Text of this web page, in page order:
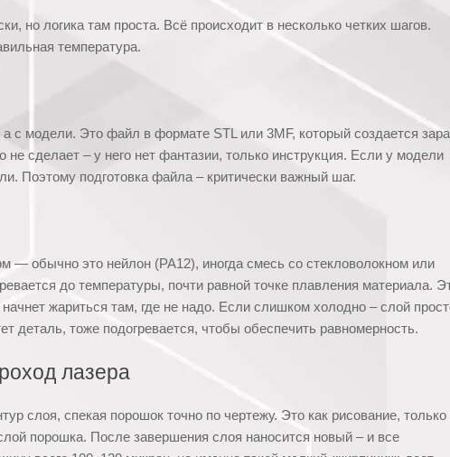
но логика там проста. Всё происходит в несколько четких шагов.
температура.
а с модели. Это файл в формате STL или 3MF, который создается
не сделает – у него нет фантазии, только инструкция. Если у модели
Поэтому подготовка файла – критически важный шаг.
— обычно это нейлон (PA12), иногда смесь со стекловолокном или
до температуры, почти равной точке плавления материала.
жариться там, где не надо. Если слишком холодно – слой
деталь, тоже подогревается, чтобы обеспечить равномерность.
лазера
слоя, спекая порошок точно по чертежу. Это как рисование, только
порошка. После завершения слоя наносится новый – и все